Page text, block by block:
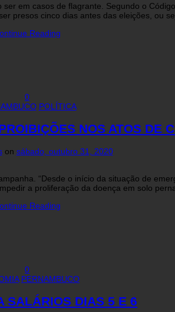
em casos de flagrante. Segundo o
presos cinco dias antes das eleições, ou
Reading
0
POLÍTICA
NOS ATOS DE
on sábado, outubro 31, 2020
“Desde o início da situação de
a proliferação da doença em solo
Reading
0
PERNAMBUCO
SALÁRIOS DIAS 5 E 6